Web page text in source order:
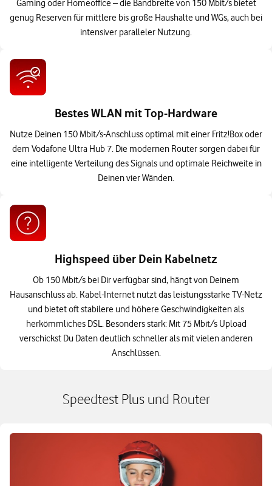
Gaming oder Homeoffice – die Bandbreite von 150 Mbit/s bietet
genug Reserven für mittlere bis große Haushalte und WGs, auch bei
intensiver paralleler Nutzung.
Bestes WLAN mit Top-Hardware
Nutze Deinen 150 Mbit/s-Anschluss optimal mit einer Fritz!Box oder
dem Vodafone Ultra Hub 7. Die modernen Router sorgen dabei für
eine intelligente Verteilung des Signals und optimale Reichweite in
Deinen vier Wänden.
Highspeed über Dein Kabelnetz
Ob 150 Mbit/s bei Dir verfügbar sind, hängt von Deinem
Hausanschluss ab. Kabel-Internet nutzt das leistungsstarke TV-Netz
und bietet oft stabilere und höhere Geschwindigkeiten als
herkömmliches DSL. Besonders stark: Mit 75 Mbit/s Upload
verschickst Du Daten deutlich schneller als mit vielen anderen
Anschlüssen.
Speedtest Plus und Router